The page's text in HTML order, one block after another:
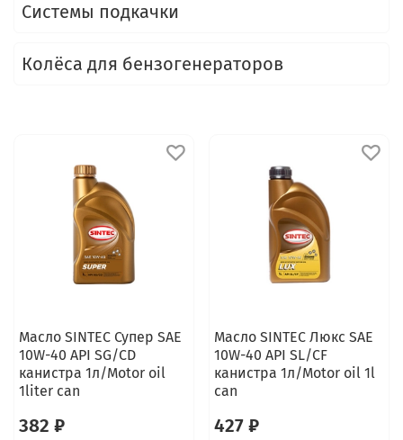
Системы подкачки
Колёса для бензогенераторов
Масло SINTEC Супер SAE
10W-40 API SG/CD
канистра 1л/Motor oil
1liter can
382 ₽
Масло SINTEC Люкс SAE
10W-40 API SL/CF
канистра 1л/Motor oil 1l
can
427 ₽